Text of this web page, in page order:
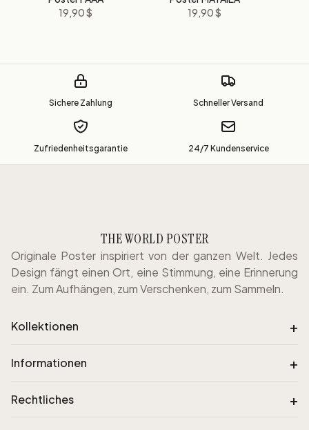
19,90 $
19,90 $
Sichere Zahlung Schneller Versand
Zufriedenheitsgarantie 24/7 Kundenservice
THE WORLD POSTER
Originale Poster inspiriert von der ganzen Welt. Jedes
Design fängt einen Ort, eine Stimmung, eine Erinnerung
ein. Zum Aufhängen, zum Verschenken, zum Sammeln.
Kollektionen +
Informationen +
Rechtliches +